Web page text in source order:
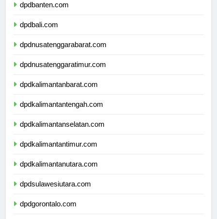
dpdbanten.com
dpdbali.com
dpdnusatenggarabarat.com
dpdnusatenggaratimur.com
dpdkalimantanbarat.com
dpdkalimantantengah.com
dpdkalimantanselatan.com
dpdkalimantantimur.com
dpdkalimantanutara.com
dpdsulawesiutara.com
dpdgorontalo.com